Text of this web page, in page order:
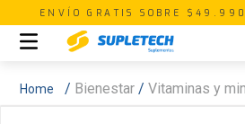
ENVÍO GRATIS SOBRE
Bienestar Vitaminas y